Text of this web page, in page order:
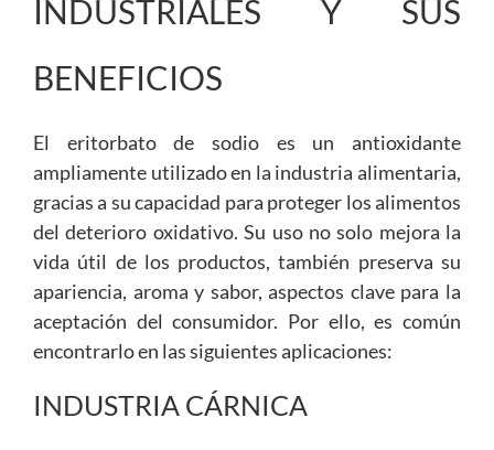
INDUSTRIALES Y SUS
BENEFICIOS
El eritorbato de sodio es un antioxidante
ampliamente utilizado en la industria alimentaria,
gracias a su capacidad para proteger los alimentos
del deterioro oxidativo. Su uso no solo mejora la
vida útil de los productos, también preserva su
apariencia, aroma y sabor, aspectos clave para la
aceptación del consumidor. Por ello, es común
encontrarlo en las siguientes aplicaciones:
INDUSTRIA CÁRNICA